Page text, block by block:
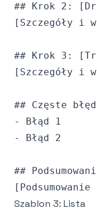
## Krok 2:
[Szczegóły i
## Krok 3:
[Szczegóły i
## Częste
- Błąd 1
- Błąd 2
##
Szablon 3: Lista